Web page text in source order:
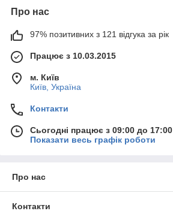
Про нас
97% позитивних з 121 відгука за рік
Працює з 10.03.2015
м. Київ
Київ, Україна
Контакти
Сьогодні працює з 09:00 до 17:00
Показати весь графік роботи
Про нас
Контакти